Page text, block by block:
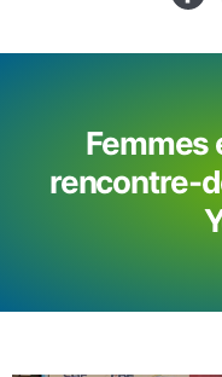
Femmes
rencontre-